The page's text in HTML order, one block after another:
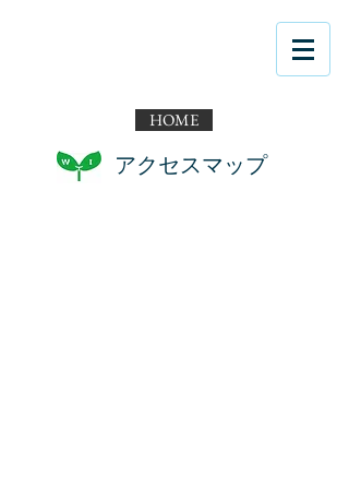
HOME
​アクセスマップ